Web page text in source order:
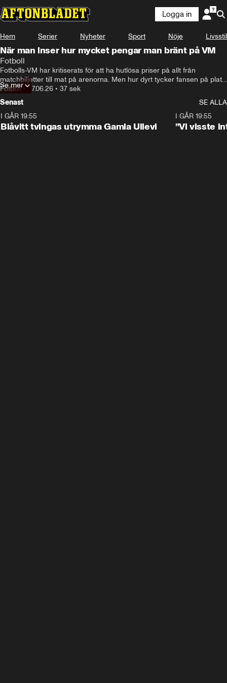
Logga in
Hem Serier Nyheter Sport Nöje Livsstil
När man inser hur mycket pengar man bränt på VM
Fotboll
Fotbolls-VM har kritiserats för att ha hutlösa priser på allt från
matchbiljetter till mat på arenorna. Men hur dyrt tycker fansen på plats
att det är?
Fotboll•27.06.26 • 37 sek
Se mer
Senast
SE ALLA
I GÅR 19:55
Blåvitt tvingas utrymma Gamla Ullevi
I GÅR 19:55
”Vi visste